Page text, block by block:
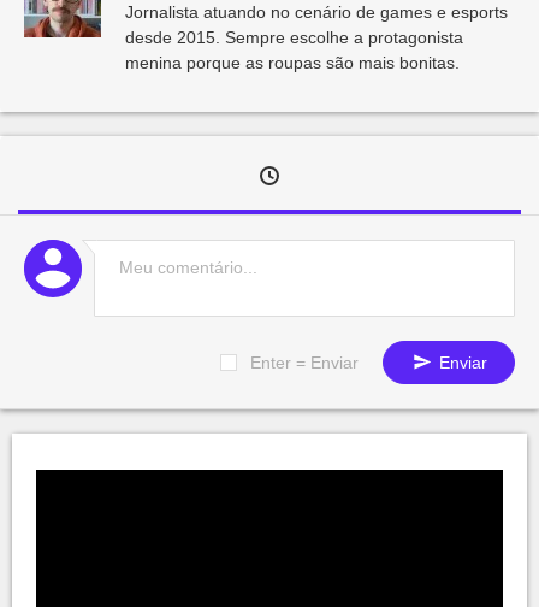
Jornalista atuando no cenário de games e esports
desde 2015. Sempre escolhe a protagonista
menina porque as roupas são mais bonitas.
Enter = Enviar Enviar